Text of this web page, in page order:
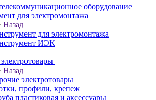
оборудование
для электромонтажа
Назад
для электромонтажа
ИЭК
Назад
электротовары
профили, крепеж
пластиковая и аксессуары